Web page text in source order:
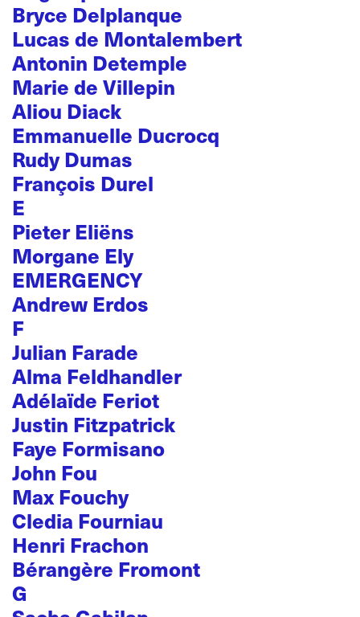
Bryce Delplanque
Lucas de Montalembert
Antonin Detemple
Marie de Villepin
Aliou Diack
Emmanuelle Ducrocq
Rudy Dumas
François Durel
E
Pieter Eliëns
Morgane Ely
EMERGENCY
Andrew Erdos
F
Julian Farade
Alma Feldhandler
Adélaïde Feriot
Justin Fitzpatrick
Faye Formisano
John Fou
Max Fouchy
Cledia Fourniau
Henri Frachon
Bérangère Fromont
G